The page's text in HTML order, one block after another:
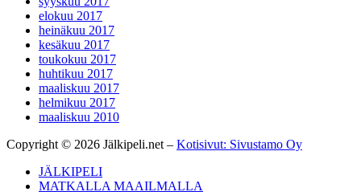
elokuu 2017
heinäkuu 2017
kesäkuu 2017
toukokuu 2017
huhtikuu 2017
maaliskuu 2017
helmikuu 2017
maaliskuu 2010
Copyright © 2026 Jälkipeli.net – Kotisivut: Sivustamo Oy
JÄLKIPELI
MATKALLA MAAILMALLA